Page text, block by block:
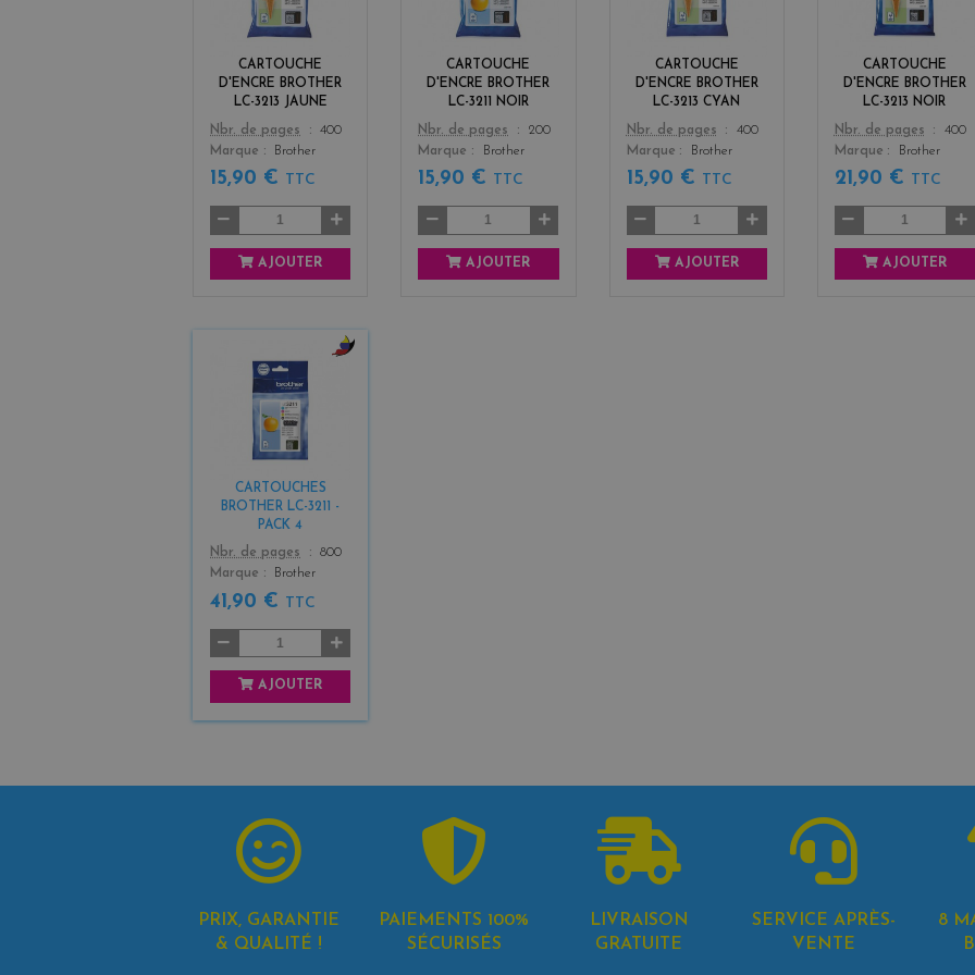
CARTOUCHE
D'ENCRE BROTHER
LC-3213 JAUNE
Color
Nbr. de pages
400
Marque
Brother
15,90 € TTC
AJOUTER
CARTOUCHE
D'ENCRE BROTHER
LC-3211 NOIR
Color
Nbr. de pages
200
Marque
Brother
15,90 € TTC
AJOUTER
CARTOUCHE
D'ENCRE BROTHER
LC-3213 CYAN
Color
Nbr. de pages
400
Marque
Brother
15,90 € TTC
AJOUTER
CARTOUCHE
D'ENCRE BROTHER
LC-3213 NOIR
Color
Nbr. de pages
400
Marque
Brother
21,90 € TTC
AJOUTER
CARTOUCHES
BROTHER LC-3211 -
PACK 4
Color
Nbr. de pages
800
Marque
Brother
41,90 € TTC
AJOUTER
PRIX, GARANTIE
& QUALITÉ !
PAIEMENTS 100%
SÉCURISÉS
LIVRAISON
GRATUITE
SERVICE APRÈS-
VENTE
8